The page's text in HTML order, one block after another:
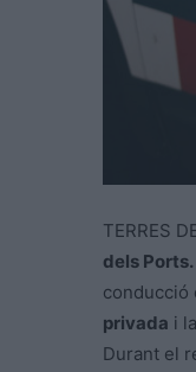
TERRES
dels Ports.
conducció
privada i
Durant el